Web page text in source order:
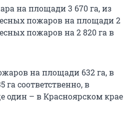
на площади 3 670 га, из
пожаров на площади 2
пожаров на 2 820 га в
на площади 632 га, в
соответственно, в
один – в Красноярском крае